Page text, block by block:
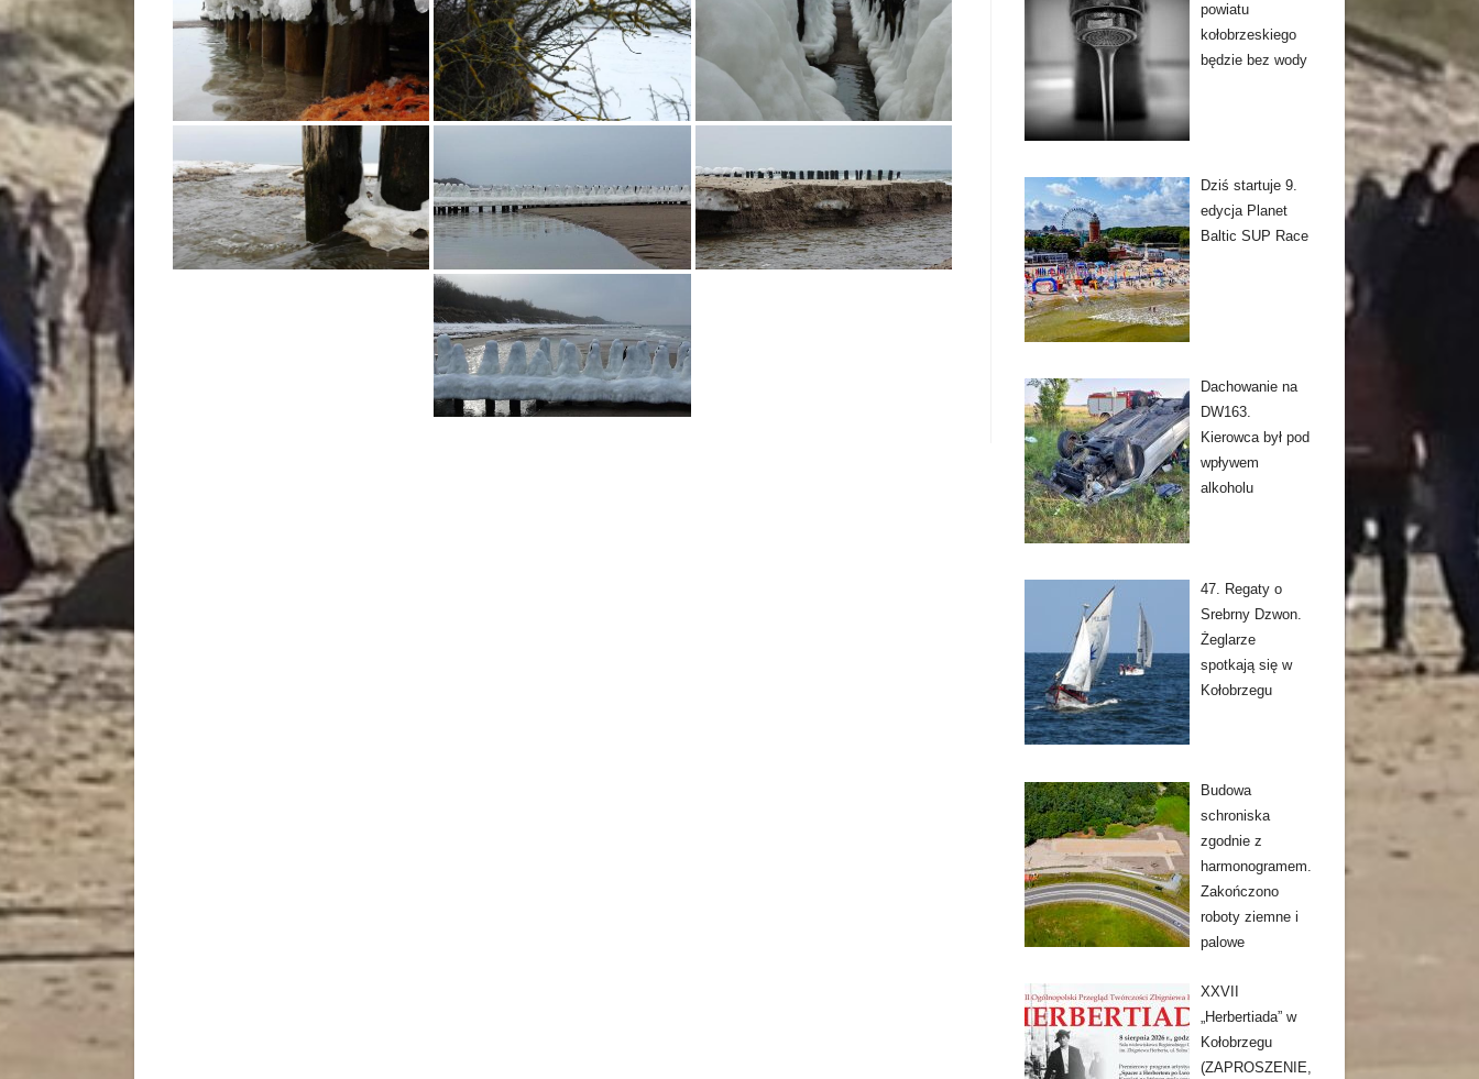
powiatu
kołobrzeskiego
będzie bez wody
Dziś startuje 9.
edycja Planet
Baltic SUP Race
Dachowanie na
DW163.
Kierowca był pod
wpływem
alkoholu
47. Regaty o
Srebrny Dzwon.
Żeglarze
spotkają się w
Kołobrzegu
Budowa
schroniska
zgodnie z
harmonogramem.
Zakończono
roboty ziemne i
palowe
XXVII
„Herbertiada” w
Kołobrzegu
(ZAPROSZENIE,